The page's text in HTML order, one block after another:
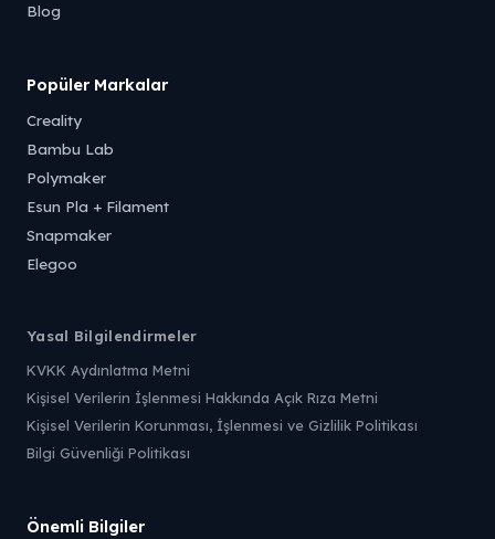
Blog
Popüler Markalar
Creality
Bambu Lab
Polymaker
Esun Pla + Filament
Snapmaker
Elegoo
Yasal Bilgilendirmeler
KVKK Aydınlatma Metni
Kişisel Verilerin İşlenmesi Hakkında Açık Rıza Metni
Kişisel Verilerin Korunması, İşlenmesi ve Gizlilik Politikası
Bilgi Güvenliği Politikası
Önemli Bilgiler